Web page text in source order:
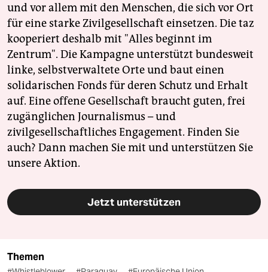
und vor allem mit den Menschen, die sich vor Ort
für eine starke Zivilgesellschaft einsetzen. Die taz
kooperiert deshalb mit "Alles beginnt im
Zentrum". Die Kampagne unterstützt bundesweit
linke, selbstverwaltete Orte und baut einen
solidarischen Fonds für deren Schutz und Erhalt
auf. Eine offene Gesellschaft braucht guten, frei
zugänglichen Journalismus – und
zivilgesellschaftliches Engagement. Finden Sie
auch? Dann machen Sie mit und unterstützen Sie
unsere Aktion.
Jetzt unterstützen
Themen